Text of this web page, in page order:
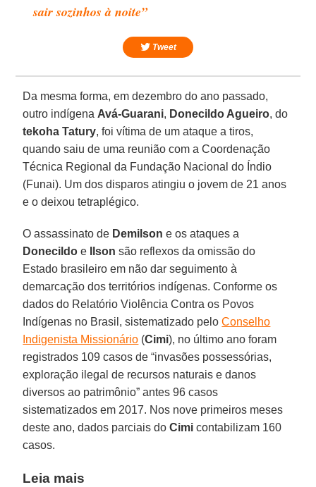
sair sozinhos à noite”
Tweet
Da mesma forma, em dezembro do ano passado,
outro indígena Avá-Guarani, Donecildo Agueiro, do
tekoha Tatury, foi vítima de um ataque a tiros,
quando saiu de uma reunião com a Coordenação
Técnica Regional da Fundação Nacional do Índio
(Funai). Um dos disparos atingiu o jovem de 21 anos
e o deixou tetraplégico.
O assassinato de Demilson e os ataques a
Donecildo e Ilson são reflexos da omissão do
Estado brasileiro em não dar seguimento à
demarcação dos territórios indígenas. Conforme os
dados do Relatório Violência Contra os Povos
Indígenas no Brasil, sistematizado peloConselho
Indigenista Missionário (Cimi), no último ano foram
registrados 109 casos de “invasões possessórias,
exploração ilegal de recursos naturais e danos
diversos ao patrimônio” antes 96 casos
sistematizados em 2017. Nos nove primeiros meses
deste ano, dados parciais doCimi contabilizam 160
casos.
Leia mais